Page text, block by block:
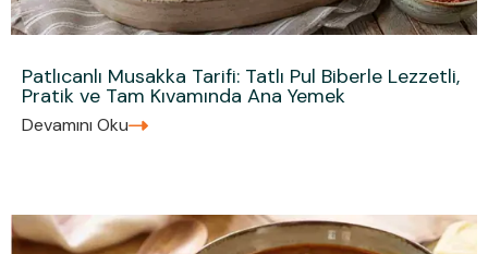
Patlıcanlı Musakka Tarifi: Tatlı Pul Biberle Lezzetli,
Pratik ve Tam Kıvamında Ana Yemek
Devamını Oku